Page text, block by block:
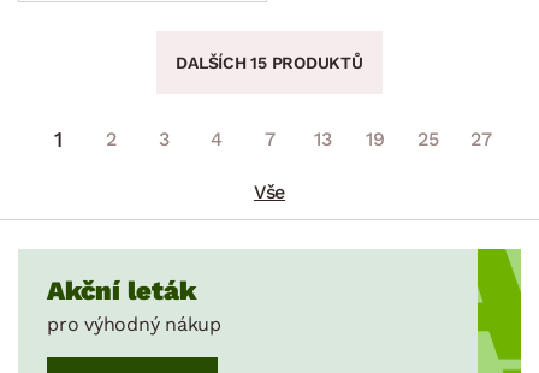
DALŠÍCH 15 PRODUKTŮ
1 2 3 4 7 13 19 25 27
Vše
Akční leták
pro výhodný nákup